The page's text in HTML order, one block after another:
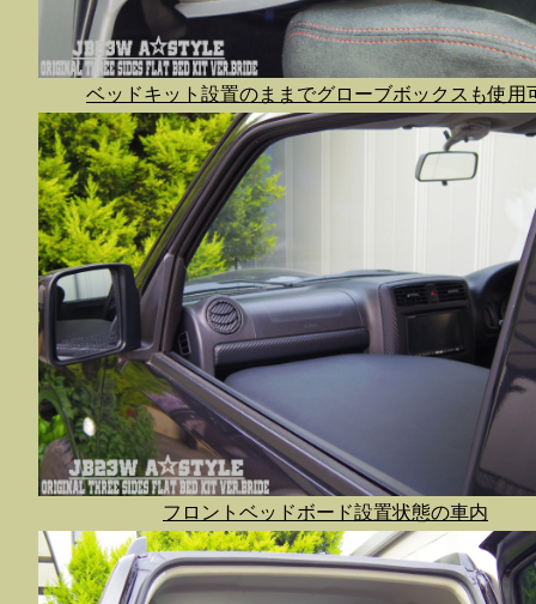
ベッドキット設置のままでグローブボックスも使用
フロントベッドボード設置状態の車内